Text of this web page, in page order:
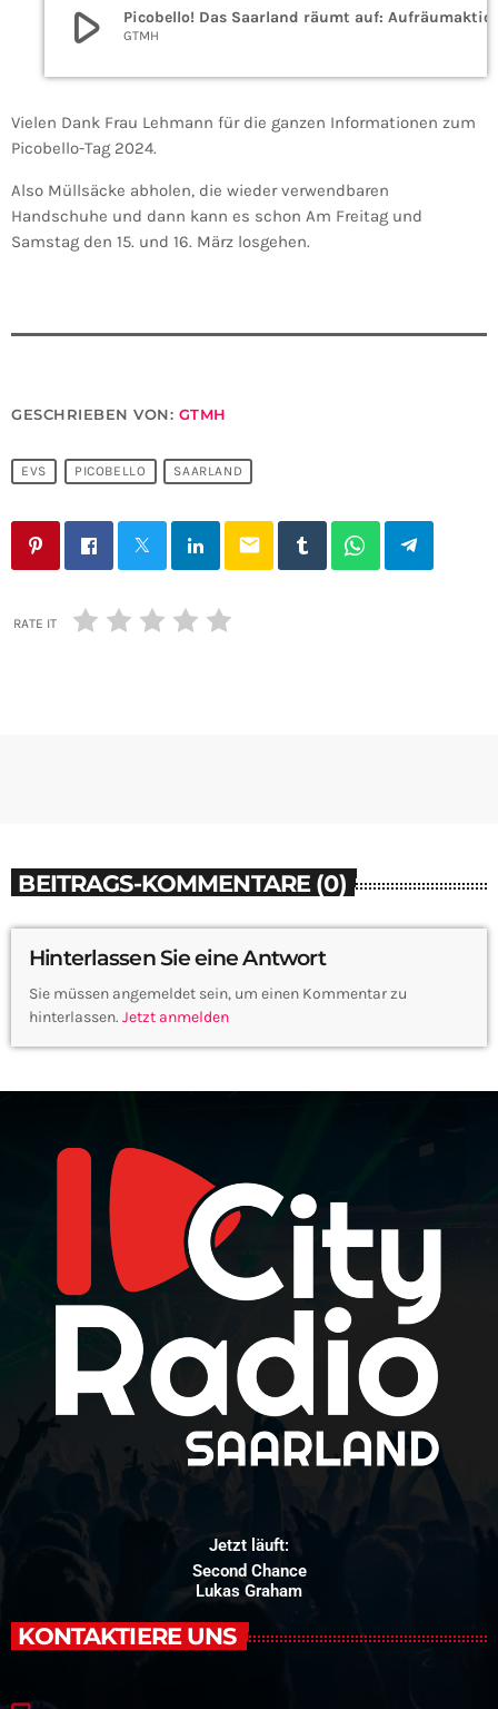
play_arrow GTMH
Vielen Dank Frau Lehmann für die ganzen Informationen zum
Picobello-Tag 2024.
Also Müllsäcke abholen, die wieder verwendbaren
Handschuhe und dann kann es schon Am Freitag und
Samstag den 15. und 16. März losgehen.
GESCHRIEBEN VON: GTMH
EVS PICOBELLO SAARLAND
email
RATE IT
BEITRAGS-KOMMENTARE (0)
Hinterlassen Sie eine Antwort
Sie müssen angemeldet sein, um einen Kommentar zu
hinterlassen. Jetzt anmelden
Jetzt läuft:
Second Chance
Lukas Graham
KONTAKTIERE UNS